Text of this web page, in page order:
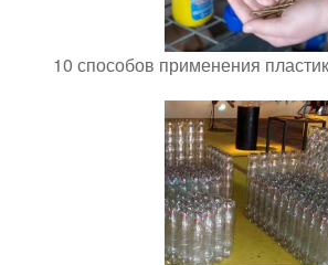
10 способов применения